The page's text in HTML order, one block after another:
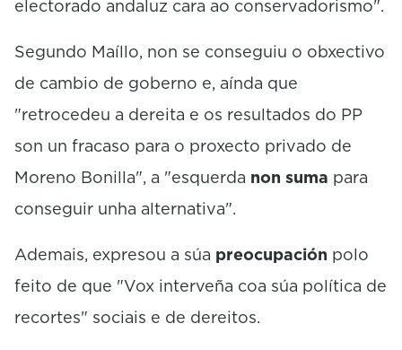
electorado andaluz cara ao conservadorismo".
Segundo Maíllo, non se conseguiu o obxectivo
de cambio de goberno e, aínda que
"retrocedeu a dereita e os resultados do PP
son un fracaso para o proxecto privado de
Moreno Bonilla", a "esquerda non suma para
conseguir unha alternativa".
Ademais, expresou a súa preocupación polo
feito de que "Vox interveña coa súa política de
recortes" sociais e de dereitos.